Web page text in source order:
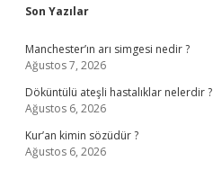
Sidebar
Son Yazılar
Manchester’ın arı simgesi nedir ?
Ağustos 7, 2026
Döküntülü ateşli hastalıklar nelerdir ?
Ağustos 6, 2026
Kur’an kimin sözüdür ?
Ağustos 6, 2026